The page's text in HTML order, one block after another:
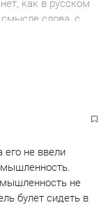
как в русском
слова, с
в заявке на
ваш
в
ваших статей -
Ну, вы меня
не ввели
не
булет сидеть в